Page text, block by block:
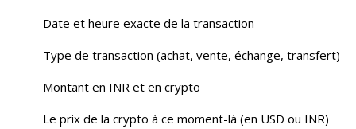
Date et heure exacte de la transaction
Type de transaction (achat, vente, échange, transfert)
Montant en INR et en crypto
Le prix de la crypto à ce moment-là (en USD ou INR)